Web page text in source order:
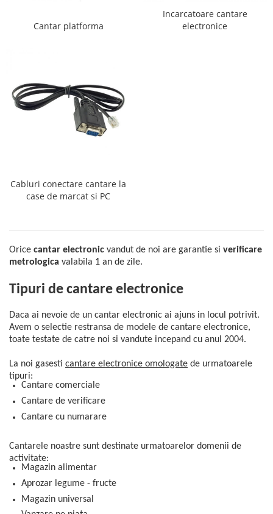
Cantar platforma
Incarcatoare cantare
electronice
Cabluri conectare cantare la
case de marcat si PC
Orice cantar electronic vandut de noi are garantie si verificare
metrologica valabila 1 an de zile.
Tipuri de cantare electronice
Daca ai nevoie de un cantar electronic ai ajuns in locul potrivit.
Avem o selectie restransa de modele de cantare electronice,
toate testate de catre noi si vandute incepand cu anul 2004.
La noi gasesti cantare electronice omologate de urmatoarele
tipuri:
Cantare comerciale
Cantare de verificare
Cantare cu numarare
Cantarele noastre sunt destinate urmatoarelor domenii de
activitate:
Magazin alimentar
Aprozar legume - fructe
Magazin universal